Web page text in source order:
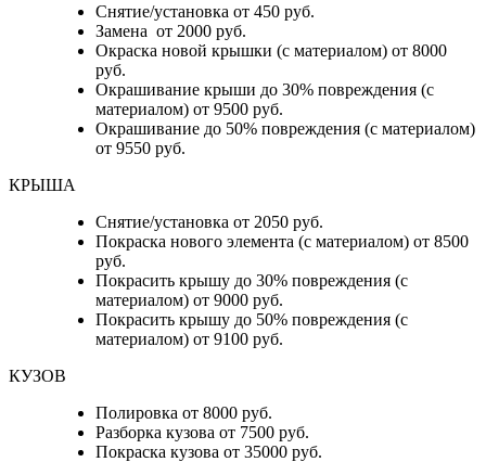
Снятие/установка от 450 руб.
Замена от 2000 руб.
Окраска новой крышки (с материалом) от 8000
руб.
Окрашивание крыши до 30% повреждения (с
материалом) от 9500 руб.
Окрашивание до 50% повреждения (с материалом)
от 9550 руб.
КРЫША
Снятие/установка от 2050 руб.
Покраска нового элемента (с материалом) от 8500
руб.
Покрасить крышу до 30% повреждения (с
материалом) от 9000 руб.
Покрасить крышу до 50% повреждения (с
материалом) от 9100 руб.
КУЗОВ
Полировка от 8000 руб.
Разборка кузова от 7500 руб.
Покраска кузова от 35000 руб.